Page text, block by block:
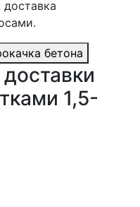
бетона
1,5-